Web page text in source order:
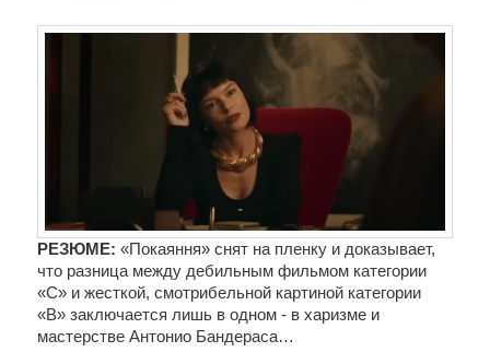
РЕЗЮМЕ: «Покаяння» снят на пленку и доказывает,
что разница между дебильным фильмом категории
«С» и жесткой, смотрибельной картиной категории
«В» заключается лишь в одном - в харизме и
мастерстве Антонио Бандераса…